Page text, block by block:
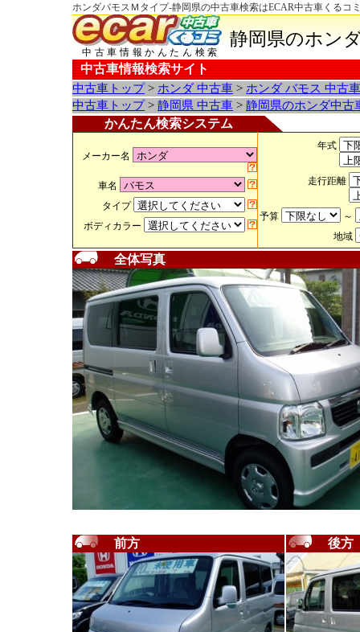
ホンダバモスＭタイプ-静岡県の中古車検索はECAR中古車くるコ
中古車情報かんたん検索
静岡県のホン
中古車情報検索サイト
中古車トップ> ホンダ 中古車 > ホンダ バモス 中古
中古車トップ> 静岡県 中古車 > 静岡県のホンダ中古
かんたん検索システム
メーカー名
車名
タイプ
ボディカラー
年式
走行距離
予算
～
地域
全体写真
前方 後方